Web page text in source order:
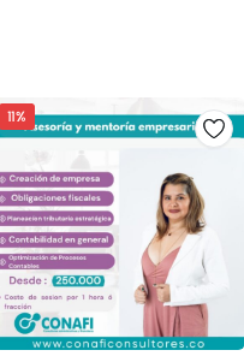
11%